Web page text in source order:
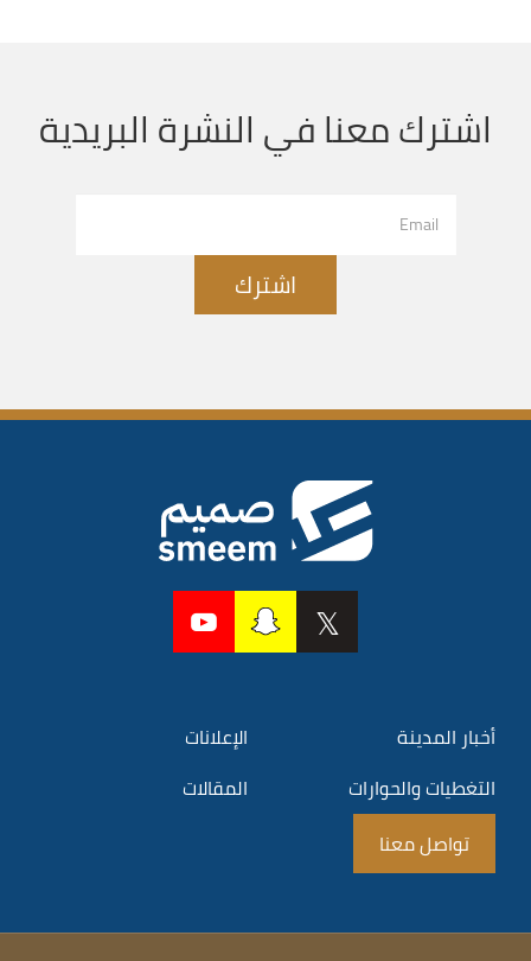
اشترك معنا في النشرة البريدية
اشترك
أخبار المدينة
الإعلانات
التغطيات والحوارات
المقالات
تواصل معنا